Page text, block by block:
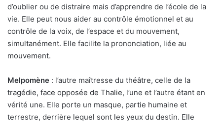
d’oublier ou de distraire mais d’apprendre de l’école de la
vie. Elle peut nous aider au contrôle émotionnel et au
contrôle de la voix, de l’espace et du mouvement,
simultanément. Elle facilite la prononciation, liée au
mouvement.
Melpomène : l’autre maîtresse du théâtre, celle de la
tragédie, face opposée de Thalie, l’une et l’autre étant en
vérité une. Elle porte un masque, partie humaine et
terrestre, derrière lequel sont les yeux du destin. Elle